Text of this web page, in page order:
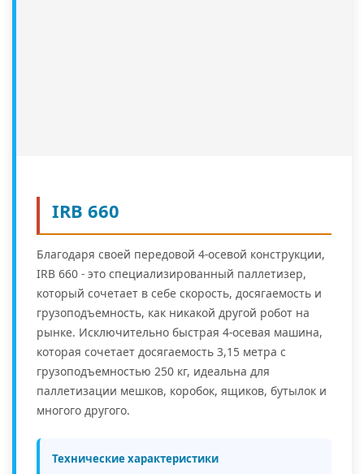
IRB 660
Благодаря своей передовой 4-осевой конструкции,
IRB 660 - это специализированный паллетизер,
который сочетает в себе скорость, досягаемость и
грузоподъемность, как никакой другой робот на
рынке. Исключительно быстрая 4-осевая машина,
которая сочетает досягаемость 3,15 метра с
грузоподъемностью 250 кг, идеальна для
паллетизации мешков, коробок, ящиков, бутылок и
многого другого.
Технические характеристики